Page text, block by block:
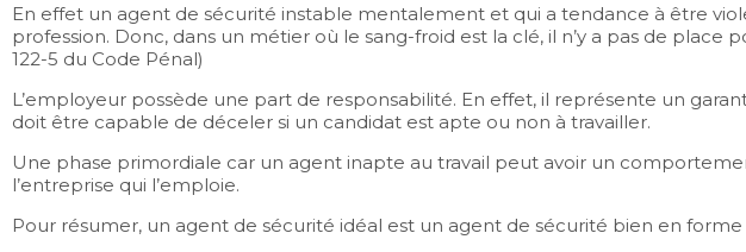
En effet un agent de sécurité instable mentalement et qui a tendance à être
profession. Donc, dans un métier où le sang-froid est la clé, il n’y a pas de
122-5 du Code Pénal)
L’employeur possède une part de responsabilité. En effet, il représente un
doit être capable de déceler si un candidat est apte ou non à travailler.
Une phase primordiale car un agent inapte au travail peut avoir un
l’entreprise qui l’emploie.
Pour résumer, un agent de sécurité idéal est un agent de sécurité bien en